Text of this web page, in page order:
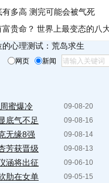
多高 测完可能会被气死
贵命？ 世界上最变态的八
心理测试：荒岛求生
网页 新闻
09-08-20
蜜爆冷
09-08-16
底气不足
09-08-14
无缘8强
09-08-13
芳获晋级
09-06-10
涵将出征
09-05-15
肋在女单